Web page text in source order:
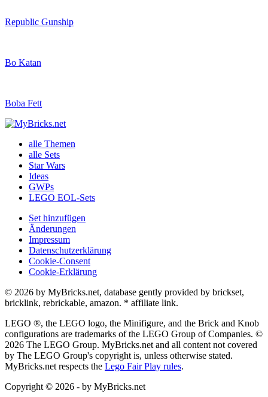
Republic Gunship
Bo Katan
Boba Fett
alle Themen
alle Sets
Star Wars
Ideas
GWPs
LEGO EOL-Sets
Set hinzufügen
Änderungen
Impressum
Datenschutzerklärung
Cookie-Consent
Cookie-Erklärung
© 2026 by MyBricks.net, database gently provided by brickset,
bricklink, rebrickable, amazon. * affiliate link.
LEGO ®, the LEGO logo, the Minifigure, and the Brick and Knob
configurations are trademarks of the LEGO Group of Companies. ©
2026 The LEGO Group. MyBricks.net and all content not covered
by The LEGO Group's copyright is, unless otherwise stated.
MyBricks.net respects the Lego Fair Play rules.
Copyright © 2026 - by MyBricks.net